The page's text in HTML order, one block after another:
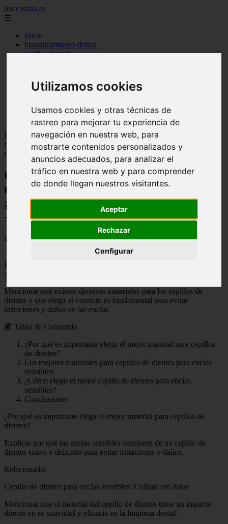
Utilizamos cookies
Usamos cookies y otras técnicas de
rastreo para mejorar tu experiencia de
navegación en nuestra web, para
mostrarte contenidos personalizados y
anuncios adecuados, para analizar el
tráfico en nuestra web y para comprender
de donde llegan nuestros visitantes.
Aceptar
Rechazar
Configurar
buccasana.es
☰
Inicio
blanqueamiento dental
carillas dentales
implantes dentales
lengua blanca causas y remedios
remedio casero para
tipos de brackets
Inicio
dientes >Cuida tus encías sensibles con los mejores
materiales para cepillos de dientes: ¡Protege tu boca con calidad
excepcional! - Salud dental
Cuida tus encías sensibles con los mejores
materiales para cepillos de dientes:
¡Protege tu boca con calidad excepcional!
- Salud dental
📅 09/01/2024
Explicar la importancia de cuidar las encías sensibles y cómo un
cepillo de dientes de calidad puede ayudar en este aspecto.
Mencionar que existen diversos materiales para los cepillos de
dientes y que elegir el correcto es fundamental para evitar
irritaciones y daños en las encías.
📰 Tabla de Contenido
¿Por qué es importante elegir el mejor material para cepillos
de dientes?
Los mejores materiales para cepillos de dientes para encías
sensibles
¿Cómo elegir el mejor cepillo de dientes para encías
sensibles?
Conclusiones
¿Por qué es importante elegir el mejor material para cepillos de
dientes?
Explicar por qué las encías sensibles requieren de un cepillo de
dientes suave y delicado para evitar irritaciones y daños.
Relacionado:
Cepillo de dientes para encías sensibles: Cuídala sin dolor
Mencionar que el material del cepillo de dientes tiene un impacto
directo en su suavidad y eficacia en la limpieza dental.